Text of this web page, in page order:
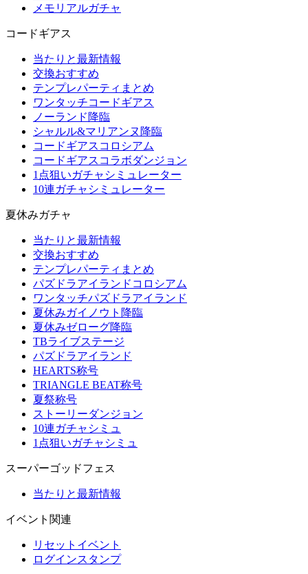
メモリアルガチャ
コードギアス
当たりと最新情報
交換おすすめ
テンプレパーティまとめ
ワンタッチコードギアス
ノーランド降臨
シャルル&マリアンヌ降臨
コードギアスコロシアム
コードギアスコラボダンジョン
1点狙いガチャシミュレーター
10連ガチャシミュレーター
夏休みガチャ
当たりと最新情報
交換おすすめ
テンプレパーティまとめ
パズドラアイランドコロシアム
ワンタッチパズドラアイランド
夏休みガイノウト降臨
夏休みゼローグ降臨
TBライブステージ
パズドラアイランド
HEARTS称号
TRIANGLE BEAT称号
夏祭称号
ストーリーダンジョン
10連ガチャシミュ
1点狙いガチャシミュ
スーパーゴッドフェス
当たりと最新情報
イベント関連
リセットイベント
ログインスタンプ